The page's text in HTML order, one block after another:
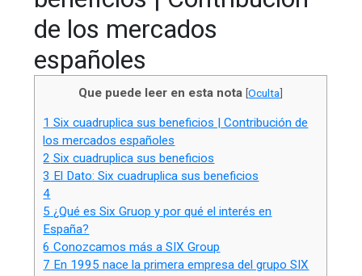
de los mercados
españoles
Que puede leer en esta nota [Oculta]
1 Six cuadruplica sus beneficios | Contribución de
los mercados españoles
2 Six cuadruplica sus beneficios
3 El Dato: Six cuadruplica sus beneficios
4
5 ¿Qué es Six Gruop y por qué el interés en
España?
6 Conozcamos más a SIX Group
7 En 1995 nace la primera empresa del grupo SIX